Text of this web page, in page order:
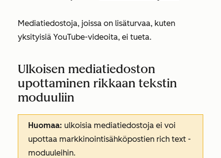
Mediatiedostoja, joissa on lisäturvaa, kuten
yksityisiä YouTube-videoita, ei tueta.
Ulkoisen mediatiedoston
upottaminen rikkaan tekstin
moduuliin
Huomaa: ulkoisia mediatiedostoja ei voi
upottaa markkinointisähköpostien rich text -
moduuleihin.